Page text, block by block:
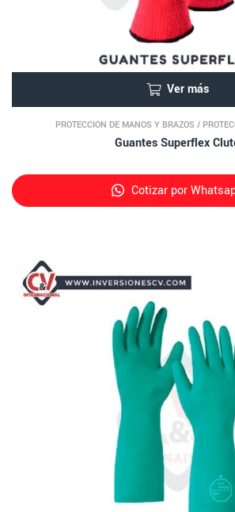
Ver más
PROTECCIÓN DE MANOS Y BRAZOS /
Guantes Superflex
Cotizar por